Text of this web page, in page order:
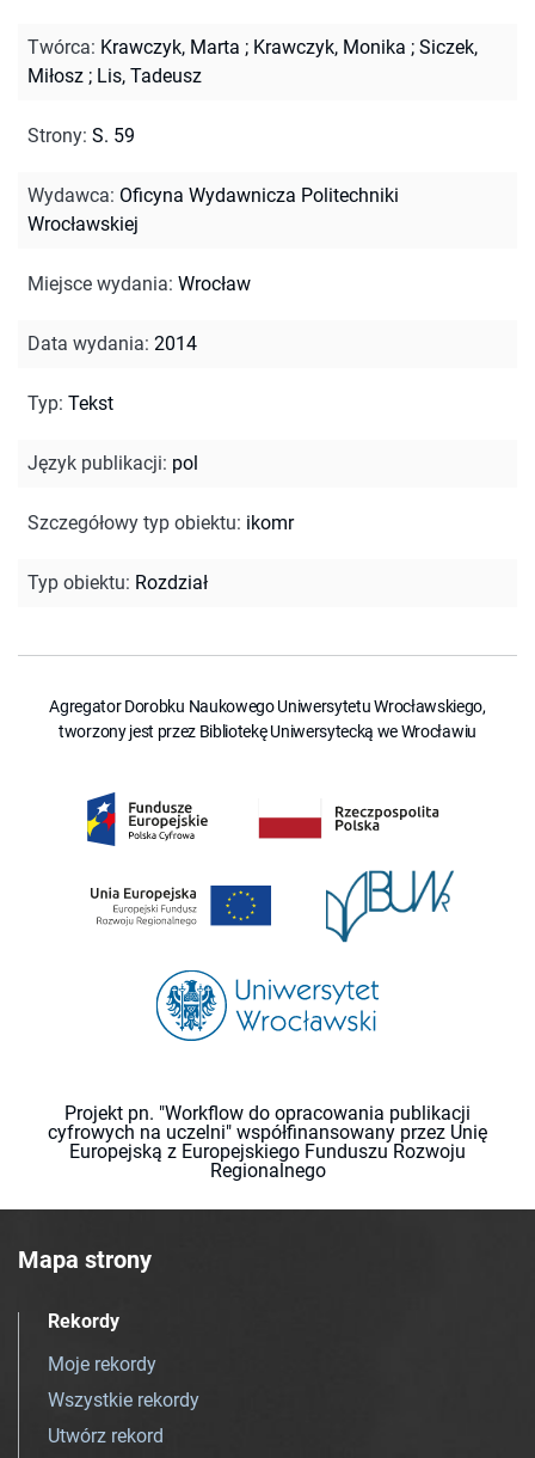
Twórca: Krawczyk, Marta ; Krawczyk, Monika ; Siczek,
Miłosz ; Lis, Tadeusz
Strony: S. 59
Wydawca: Oficyna Wydawnicza Politechniki
Wrocławskiej
Miejsce wydania: Wrocław
Data wydania: 2014
Typ: Tekst
Język publikacji: pol
Szczegółowy typ obiektu: ikomr
Typ obiektu: Rozdział
Agregator Dorobku Naukowego Uniwersytetu Wrocławskiego,
tworzony jest przez Bibliotekę Uniwersytecką we Wrocławiu
Projekt pn. "Workflow do opracowania publikacji
cyfrowych na uczelni" współfinansowany przez Unię
Europejską z Europejskiego Funduszu Rozwoju
Regionalnego
Mapa strony
Rekordy
Moje rekordy
Wszystkie rekordy
Utwórz rekord